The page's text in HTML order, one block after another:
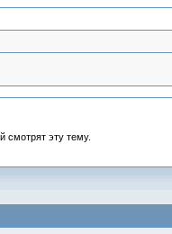
смотрят эту тему.